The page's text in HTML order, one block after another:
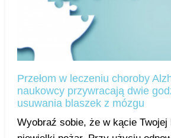
Przełom w leczeniu choroby
naukowcy przywracają dwie
usuwania blaszek z mózgu
Wyobraź sobie, że w kącie Twojej